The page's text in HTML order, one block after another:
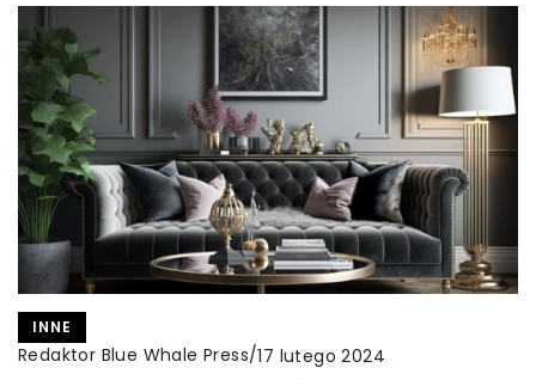
INNE
Redaktor Blue Whale Press/17 lutego 2024